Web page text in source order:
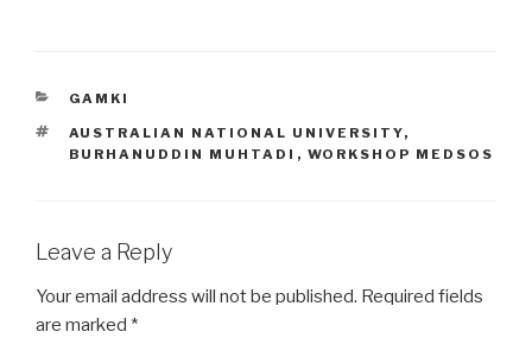
CATEGORIES
GAMKI
TAGS
AUSTRALIAN NATIONAL UNIVERSITY,
BURHANUDDIN MUHTADI , WORKSHOP MEDSOS
Leave a Reply
Your email address will not be published. Required fields
are marked *